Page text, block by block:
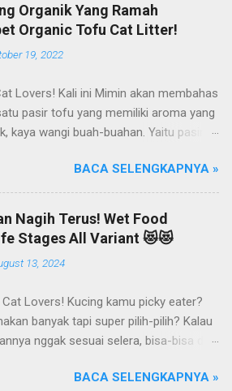
Organik Yang Ramah
Organic Tofu Cat Litter!
19, 2022
Lovers! Kali ini Mimin akan membahas
pasir tofu yang memiliki aroma yang
kaya wangi buah-buahan. Yaitu pasir
merupakan salah satu merk produk
diproduksi oleh PT. Arthacat Tirta
Perusahaan ini bergerak di
produk perlengkapan kucing, seperti Cat
Cat Accessories, Cat Food, Cat
Sandbox/Cat Litter, dan lain-lain.
PT. Arthacat Tirta Surya ini, ada
Cat Litter, Sandbox/Cat Litter, Cat
Pet Bowl, Stratcher, dan masih
ga cuman jadi merk pasir tofu dari PT
BACA SELENGKAPNYA »
Nagih Terus! Wet Food
Stages All Variant 😻😻
13, 2024
Lovers! Kucing kamu picky eater?
banyak tapi super pilih-pilih? Kalau
nggak sesuai selera, bisa-bisa dia
Pokoknya si Kucing bakal selektif
BACA SELENGKAPNYA »